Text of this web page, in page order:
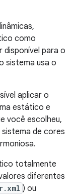
como
para o
sistema usa o
aplicar o
estático e
você escolheu,
de cores
totalmente
diferentes
) ou